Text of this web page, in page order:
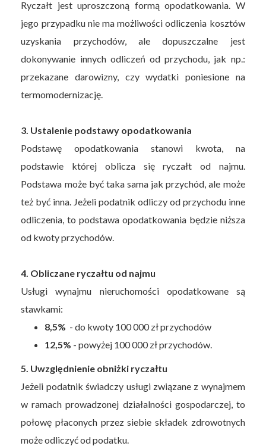
Ryczałt jest uproszczoną formą opodatkowania. W
jego przypadku nie ma możliwości odliczenia kosztów
uzyskania przychodów, ale dopuszczalne jest
dokonywanie innych odliczeń od przychodu, jak np.:
przekazane darowizny, czy wydatki poniesione na
termomodernizację.
3. Ustalenie podstawy opodatkowania
Podstawę opodatkowania stanowi kwota, na
podstawie której oblicza się ryczałt od najmu.
Podstawa może być taka sama jak przychód, ale może
też być inna. Jeżeli podatnik odliczy od przychodu inne
odliczenia, to podstawa opodatkowania będzie niższa
od kwoty przychodów.
4. Obliczane ryczałtu od najmu
Usługi wynajmu nieruchomości opodatkowane są
stawkami:
8,5% - do kwoty 100 000 zł przychodów
12,5% - powyżej 100 000 zł przychodów.
5. Uwzględnienie obniżki ryczałtu
Jeżeli podatnik świadczy usługi związane z wynajmem
w ramach prowadzonej działalności gospodarczej, to
połowę płaconych przez siebie składek zdrowotnych
może odliczyć od podatku.